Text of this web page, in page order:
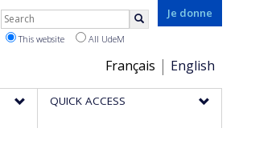
Je donne
Choix
de
la
Français English
Rechercher
This website All UdeM
QUICK ACCESS